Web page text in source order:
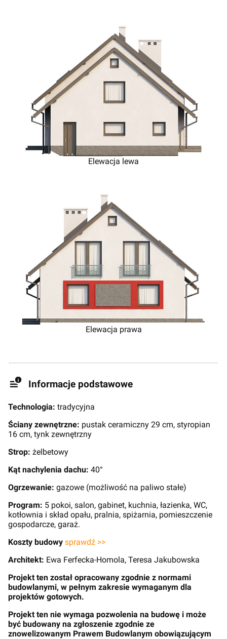
Elewacja lewa
Elewacja prawa
Informacje podstawowe
Technologia: tradycyjna
Ściany zewnętrzne: pustak ceramiczny 29 cm, styropian
16 cm, tynk zewnętrzny
Strop: żelbetowy
Kąt nachylenia dachu: 40°
Ogrzewanie: gazowe (możliwość na paliwo stałe)
Program: 5 pokoi, salon, gabinet, kuchnia, łazienka, WC,
kotłownia i skład opału, pralnia, spiżarnia, pomieszczenie
gospodarcze, garaż.
Koszty budowy sprawdź >>
Architekt: Ewa Ferfecka-Homola, Teresa Jakubowska
Projekt ten został opracowany zgodnie z normami
budowlanymi, w pełnym zakresie wymaganym dla
projektów gotowych.
Projekt ten nie wymaga pozwolenia na budowę i może
być budowany na zgłoszenie zgodnie ze
znowelizowanym Prawem Budowlanym obowiązującym